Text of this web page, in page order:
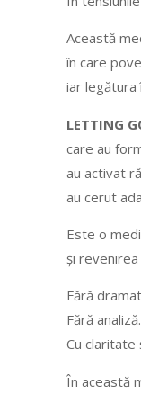
Această
în care
iar legătura
LETTING
care au
au activat
au cerut
Este o
și
Fără
Fără analiză.
Cu claritate
În această